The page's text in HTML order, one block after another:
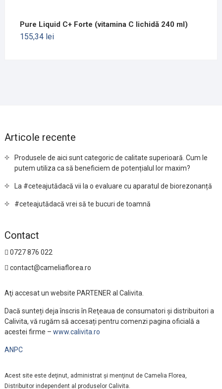
Pure Liquid C+ Forte (vitamina C lichidă 240 ml)
155,34 lei
Articole recente
Produsele de aici sunt categoric de calitate superioară. Cum le
putem utiliza ca să beneficiem de potențialul lor maxim?
La #ceteajutădacă vii la o evaluare cu aparatul de biorezonanță
#ceteajutădacă vrei să te bucuri de toamnă
Contact
0727 876 022
contact@cameliaflorea.ro
Aţi accesat un website PARTENER al Calivita.
Dacă sunteți deja înscris în Reţeaua de consumatori și distribuitori a
Calivita, vă rugăm să accesați pentru comenzi pagina oficială a
acestei firme – www.calivita.ro
ANPC
Acest site este deţinut, administrat şi menţinut de Camelia Florea,
Distribuitor independent al produselor Calivita.